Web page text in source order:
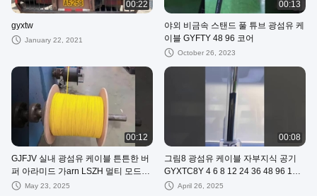
00:22
gyxtw
January 22, 2021
00:13
야외 비금속 스탠드 풀 튜브 광섬유 케
이블 GYFTY 48 96 코어
October 26, 2023
00:12
GJFJV 실내 광섬유 케이블 튼튼한 버
퍼 아라미드 가arn LSZH 멀티 모드
24 코어May 23, 2025
00:08
그림8 광섬유 케이블 자부지식 공기
GYXTC8Y 4 6 8 12 24 36 48 96 144
코어April 26, 2025